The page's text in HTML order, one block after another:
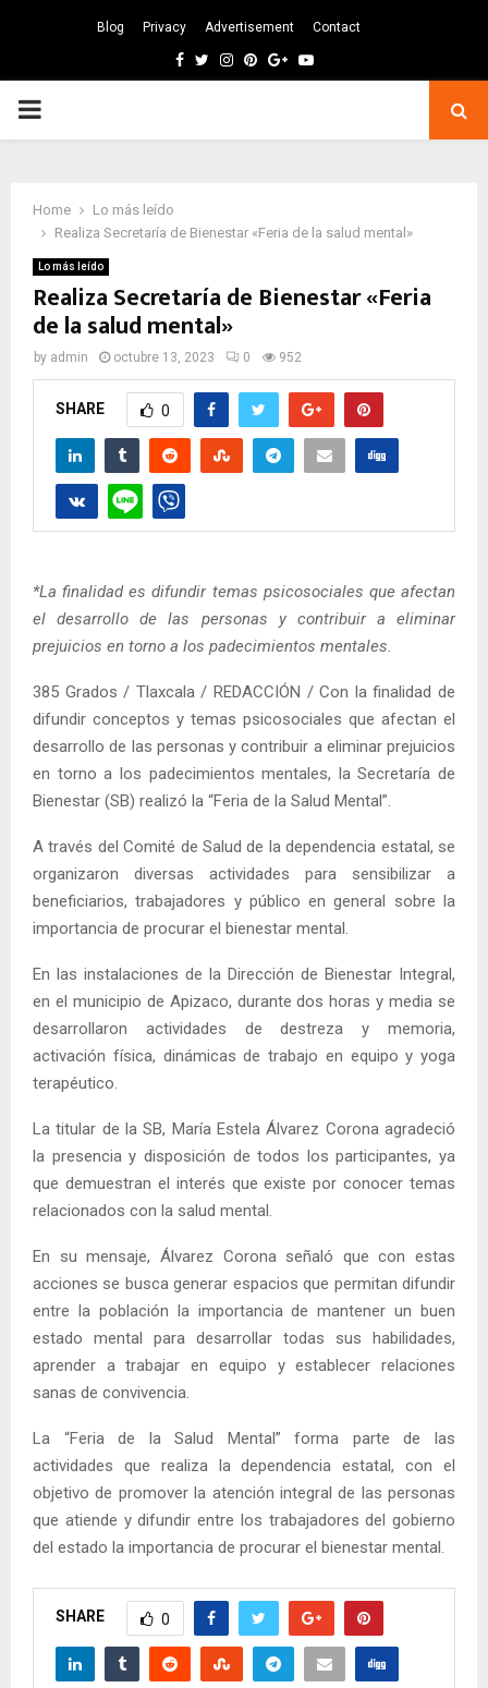
Blog Privacy Advertisement Contact
Facebook
TwitterInstagram
Pinterest
GoogleYoutube
PRIMARY
Home
Lo más leído
Realiza Secretaría de Bienestar «Feria de la salud mental»
Lo más leído
Realiza Secretaría de Bienestar «Feria
de la salud mental»
by admin octubre 13, 2023 0 952
SHARE 0
*La finalidad es difundir temas psicosociales que afectan
el desarrollo de las personas y contribuir a eliminar
prejuicios en torno a los padecimientos mentales.
385 Grados / Tlaxcala / REDACCIÓN / Con la finalidad de
difundir conceptos y temas psicosociales que afectan el
desarrollo de las personas y contribuir a eliminar prejuicios
en torno a los padecimientos mentales, la Secretaría de
Bienestar (SB) realizó la “Feria de la Salud Mental”.
A través del Comité de Salud de la dependencia estatal, se
organizaron diversas actividades para sensibilizar a
beneficiarios, trabajadores y público en general sobre la
importancia de procurar el bienestar mental.
En las instalaciones de la Dirección de Bienestar Integral,
en el municipio de Apizaco, durante dos horas y media se
desarrollaron actividades de destreza y memoria,
activación física, dinámicas de trabajo en equipo y yoga
terapéutico.
La titular de la SB, María Estela Álvarez Corona agradeció
la presencia y disposición de todos los participantes, ya
que demuestran el interés que existe por conocer temas
relacionados con la salud mental.
En su mensaje, Álvarez Corona señaló que con estas
acciones se busca generar espacios que permitan difundir
entre la población la importancia de mantener un buen
estado mental para desarrollar todas sus habilidades,
aprender a trabajar en equipo y establecer relaciones
sanas de convivencia.
La “Feria de la Salud Mental” forma parte de las
actividades que realiza la dependencia estatal, con el
objetivo de promover la atención integral de las personas
que atiende y difundir entre los trabajadores del gobierno
del estado la importancia de procurar el bienestar mental.
SHARE 0